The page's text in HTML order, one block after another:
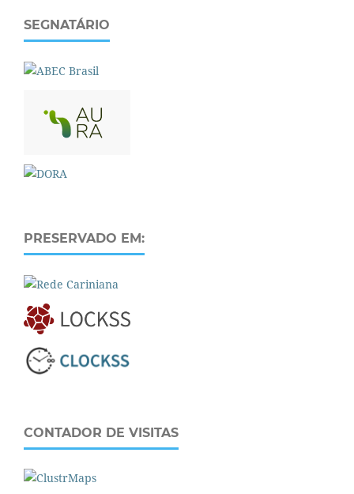
SEGNATÁRIO
PRESERVADO EM:
CONTADOR DE VISITAS